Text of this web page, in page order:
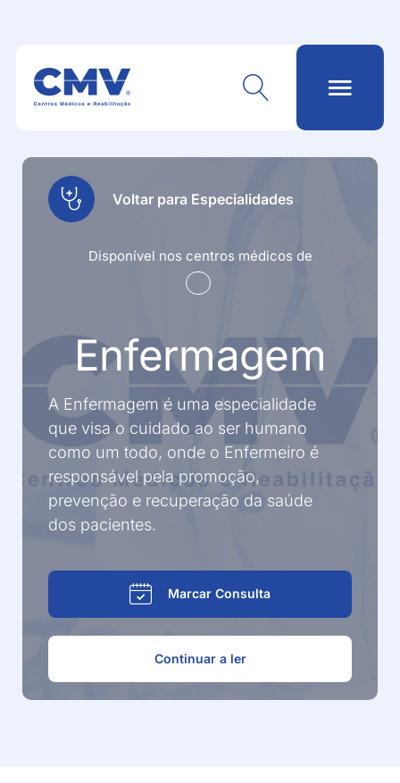
Voltar para Especialidades
Disponível nos centros médicos de
Enfermagem
A Enfermagem é uma especialidade
que visa o cuidado ao ser humano
como um todo, onde o Enfermeiro é
responsável pela promoção,
prevenção e recuperação da saúde
dos pacientes.
Marcar Consulta
Continuar a ler